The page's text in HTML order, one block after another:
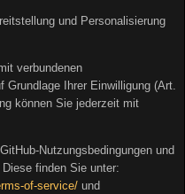
und Personalisierung
verbundenen
Grundlage Ihrer Einwilligung (Art.
können Sie jederzeit mit
Nutzungsbedingungen und
finden Sie unter:
of-service/ und